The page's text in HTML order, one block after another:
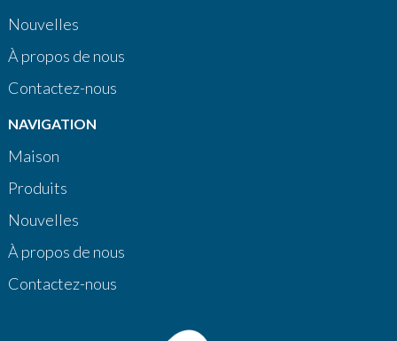
Nouvelles
À propos de nous
Contactez-nous
NAVIGATION
Maison
Produits
Nouvelles
À propos de nous
Contactez-nous